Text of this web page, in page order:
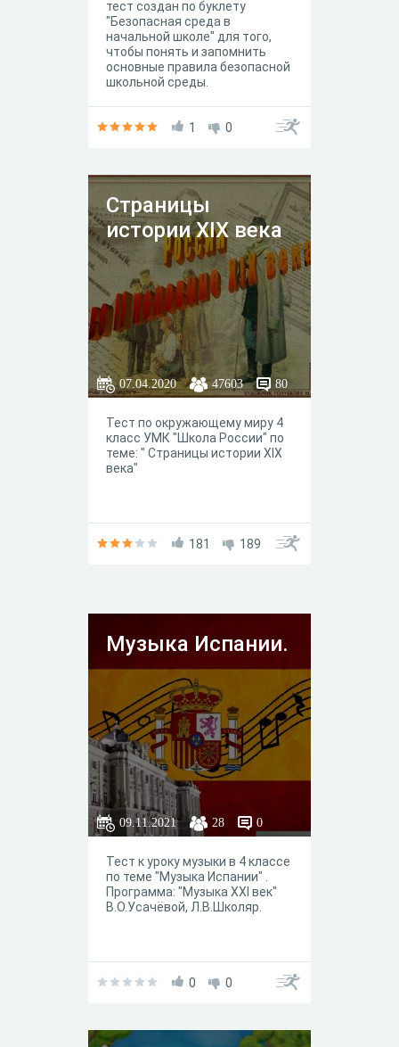
тест создан по буклету
"Безопасная среда в
начальной школе" для того,
чтобы понять и запомнить
основные правила безопасной
школьной среды.
1 0
Страницы
истории XIX века
07.04.2020 47603 80
Тест по окружающему миру 4
класс УМК "Школа России" по
теме: " Страницы истории XIX
века"
181 189
Музыка Испании.
09.11.2021 28 0
Тест к уроку музыки в 4 классе
по теме "Музыка Испании" .
Программа: "Музыка XXI век"
В.О.Усачёвой, Л.В.Школяр.
0 0